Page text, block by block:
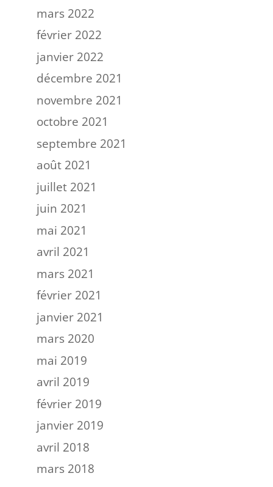
mars 2022
février 2022
janvier 2022
décembre 2021
novembre 2021
octobre 2021
septembre 2021
août 2021
juillet 2021
juin 2021
mai 2021
avril 2021
mars 2021
février 2021
janvier 2021
mars 2020
mai 2019
avril 2019
février 2019
janvier 2019
avril 2018
mars 2018